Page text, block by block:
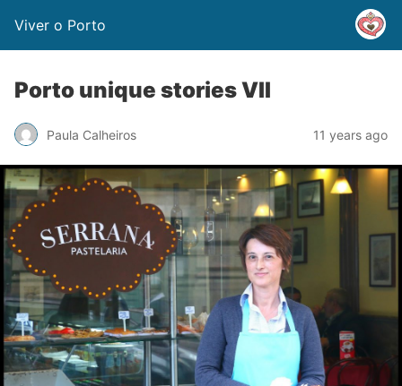
Viver o Porto
Porto unique stories VII
Paula Calheiros 11 years ago